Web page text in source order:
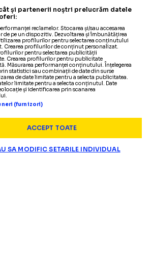
DE JOC!” Panduru a răbufnit
și partenerii noștri prelucrăm datele
reclamelor. Stocarea și/sau accesarea
pe un dispozitiv. Dezvoltarea și îmbunătățirea
profilurilor pentru selectarea conținutului
Crearea profilurilor de conținut personalizat.
pentru selectarea publicității
Crearea profilurilor pentru publicitate
Măsurarea performanței conținutului. Înțelegerea
statistici sau combinații de date din surse
de date limitate pentru a selecta publicitatea.
limitate pentru a selecta conținutul. Date
și identificarea prin scanarea
(furnizori)
ACCEPT TOATE
SA MODIFIC SETARILE INDIVIDUAL